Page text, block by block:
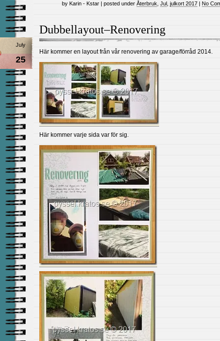
by Karin - Kstar | posted under Återbruk Jul julkort 2017 | No
Dubbellayout–Renovering
July
25
Här kommer en layout från vår renovering av garage/förråd 2014.
Här kommer varje sida var för sig.